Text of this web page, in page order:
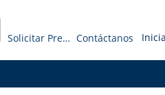
search
Solicitar Presupuesto Contáctanos